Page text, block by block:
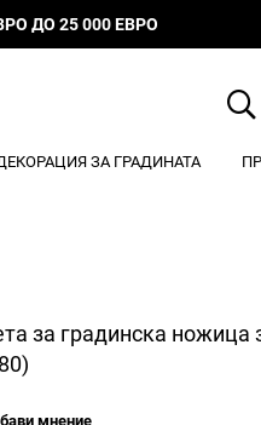
ДО 25 000 ЕВРО
ЗА ГРАДИНАТА
за градинска ножица
мнение